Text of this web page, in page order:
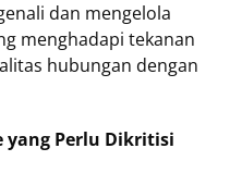
dan mengelola
menghadapi tekanan
hubungan dengan
yang Perlu Dikritisi